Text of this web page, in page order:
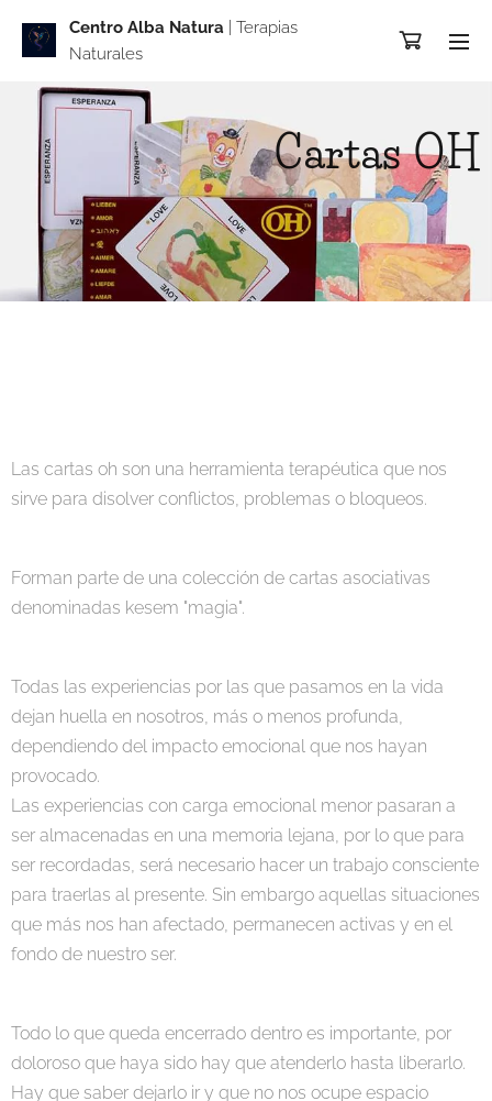
Centro Alba Natura | Terapias
Naturales
Cartas OH
Las cartas oh son una herramienta terapéutica que nos
sirve para disolver conflictos, problemas o bloqueos.
Forman parte de una colección de cartas asociativas
denominadas kesem "magia".
Todas las experiencias por las que pasamos en la vida
dejan huella en nosotros, más o menos profunda,
dependiendo del impacto emocional que nos hayan
provocado.
Las experiencias con carga emocional menor pasaran a
ser almacenadas en una memoria lejana, por lo que para
ser recordadas, será necesario hacer un trabajo consciente
para traerlas al presente. Sin embargo aquellas situaciones
que más nos han afectado, permanecen activas y en el
fondo de nuestro ser.
Todo lo que queda encerrado dentro es importante, por
doloroso que haya sido hay que atenderlo hasta liberarlo.
Hay que saber dejarlo ir y que no nos ocupe espacio